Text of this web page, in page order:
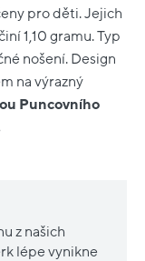
pro děti. Jejich
1,10 gramu. Typ
nošení. Design
na výrazný
Puncovního
z našich
lépe vynikne